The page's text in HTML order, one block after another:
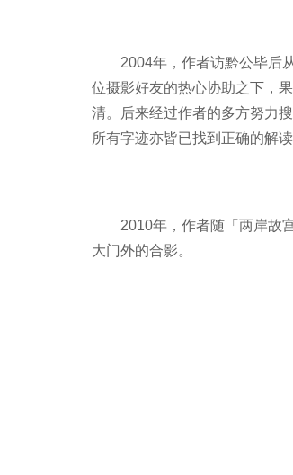
2004年，作者访黔公毕后
位摄影好友的热心协助之下，
清。后来经过作者的多方努力
所有字迹亦皆已找到正确的解读
2010年，作者随「两岸故
大门外的合影。